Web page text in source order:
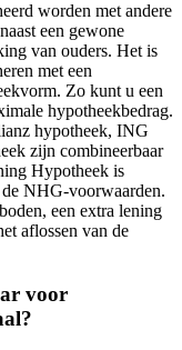
worden met andere
een gewone
van ouders. Het is
met een
Zo kunt u een
hypotheekbedrag.
hypotheek, ING
zijn combineerbaar
Hypotheek is
de NHG-voorwaarden.
een extra lening
aflossen van de
voor